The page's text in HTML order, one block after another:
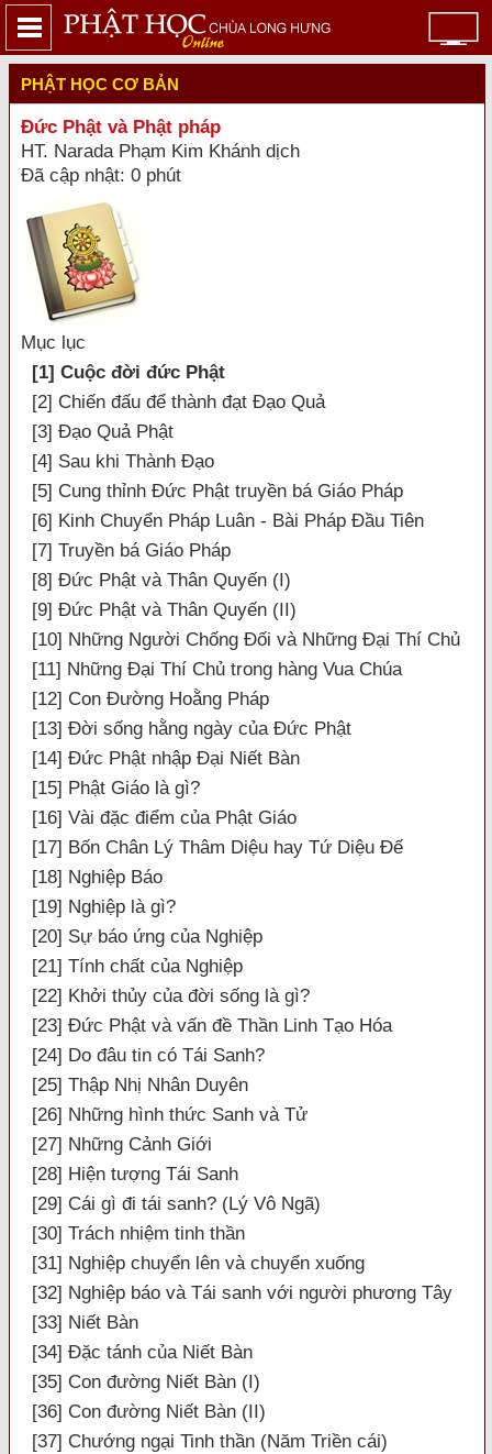
PHẬT HỌC CƠ BẢN
Đức Phật và Phật pháp
HT. Narada Phạm Kim Khánh dịch
Đã cập nhật: 0 phút
Mục lục
[1] Cuộc đời đức Phật
[2] Chiến đấu để thành đạt Đạo Quả
[3] Đạo Quả Phật
[4] Sau khi Thành Đạo
[5] Cung thỉnh Đức Phật truyền bá Giáo Pháp
[6] Kinh Chuyển Pháp Luân - Bài Pháp Đầu Tiên
[7] Truyền bá Giáo Pháp
[8] Đức Phật và Thân Quyến (I)
[9] Đức Phật và Thân Quyến (II)
[10] Những Người Chống Đối và Những Đại Thí Chủ
[11] Những Đại Thí Chủ trong hàng Vua Chúa
[12] Con Đường Hoằng Pháp
[13] Đời sống hằng ngày của Đức Phật
[14] Đức Phật nhập Đại Niết Bàn
[15] Phật Giáo là gì?
[16] Vài đặc điểm của Phật Giáo
[17] Bốn Chân Lý Thâm Diệu hay Tứ Diệu Đế
[18] Nghiệp Báo
[19] Nghiệp là gì?
[20] Sự báo ứng của Nghiệp
[21] Tính chất của Nghiệp
[22] Khởi thủy của đời sống là gì?
[23] Đức Phật và vấn đề Thần Linh Tạo Hóa
[24] Do đâu tin có Tái Sanh?
[25] Thập Nhị Nhân Duyên
[26] Những hình thức Sanh và Tử
[27] Những Cảnh Giới
[28] Hiện tượng Tái Sanh
[29] Cái gì đi tái sanh? (Lý Vô Ngã)
[30] Trách nhiệm tinh thần
[31] Nghiệp chuyển lên và chuyển xuống
[32] Nghiệp báo và Tái sanh với người phương Tây
[33] Niết Bàn
[34] Đặc tánh của Niết Bàn
[35] Con đường Niết Bàn (I)
[36] Con đường Niết Bàn (II)
[37] Chướng ngại Tinh thần (Năm Triền cái)